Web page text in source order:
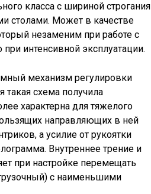
класса с шириной строгания
столами. Может в качестве
незаменим при работе с
интенсивной эксплуатации.
механизм регулировки
такая схема получила
характерна для тяжелого
направляющих в ней
а усилие от рукоятки
Внутреннее трение и
при настройке перемещать
с наименьшими